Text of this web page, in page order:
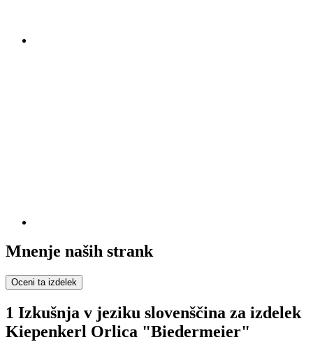
Mnenje naših strank
Oceni ta izdelek
1 Izkušnja v jeziku slovenščina za izdelek
Kiepenkerl Orlica "Biedermeier"